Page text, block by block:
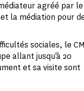
agréé par le
la médiation pour
sociales, le
allant jusqu'à 20
et sa visite sont